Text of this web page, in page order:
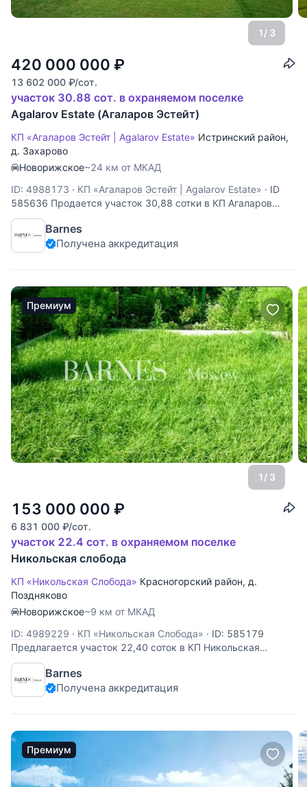
1/ 3
420 000 000 ₽
13 602 000 ₽/сот.
участок 30.88 сот. в охраняемом поселке
Agalarov Estate (Агаларов Эстейт)
КП «Агаларов Эстейт | Agalarov Estate» Истринский район,
д. Захарово
Новорижское~24 км от МКАД
ID: 4988173 · КП «Агаларов Эстейт | Agalarov Estate» · ID
585636 Продается участок 30,88 сотки в КП Агаларов
Эстейт. 23 км. от МКАД по Новорижскому шоссе. Первая
линия от озера, свой выход к озеру. Коммуникации
центральные по границе участка. Земля ИЖС.
Barnes
Получена аккредитация
Премиум
1/ 3
153 000 000 ₽
6 831 000 ₽/сот.
участок 22.4 сот. в охраняемом поселке
Никольская слобода
КП «Никольская Слобода» Красногорский район, д.
Поздняково
Новорижское~9 км от МКАД
ID: 4989229 · КП «Никольская Слобода» · ID: 585179
Предлагается участок 22,40 соток в КП Никольская
Слобода. 9 км от МКАД по Новорижскому шоссе. Участок
ровный, огорожен. Коммуникации центральные, заведены
на участок.
Barnes
Получена аккредитация
Премиум